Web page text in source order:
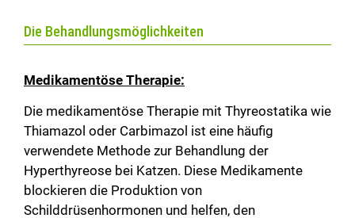
Die Behandlungsmöglichkeiten
Medikamentöse Therapie:
Die medikamentöse Therapie mit Thyreostatika wie
Thiamazol oder Carbimazol ist eine häufig
verwendete Methode zur Behandlung der
Hyperthyreose bei Katzen. Diese Medikamente
blockieren die Produktion von
Schilddrüsenhormonen und helfen, den